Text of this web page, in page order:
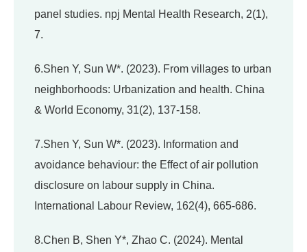
panel studies. npj Mental Health Research, 2(1),
7.
6.Shen Y, Sun W*. (2023). From villages to urban
neighborhoods: Urbanization and health. China
& World Economy, 31(2), 137-158.
7.Shen Y, Sun W*. (2023). Information and
avoidance behaviour: the Effect of air pollution
disclosure on labour supply in China.
International Labour Review, 162(4), 665-686.
8.Chen B, Shen Y*, Zhao C. (2024). Mental